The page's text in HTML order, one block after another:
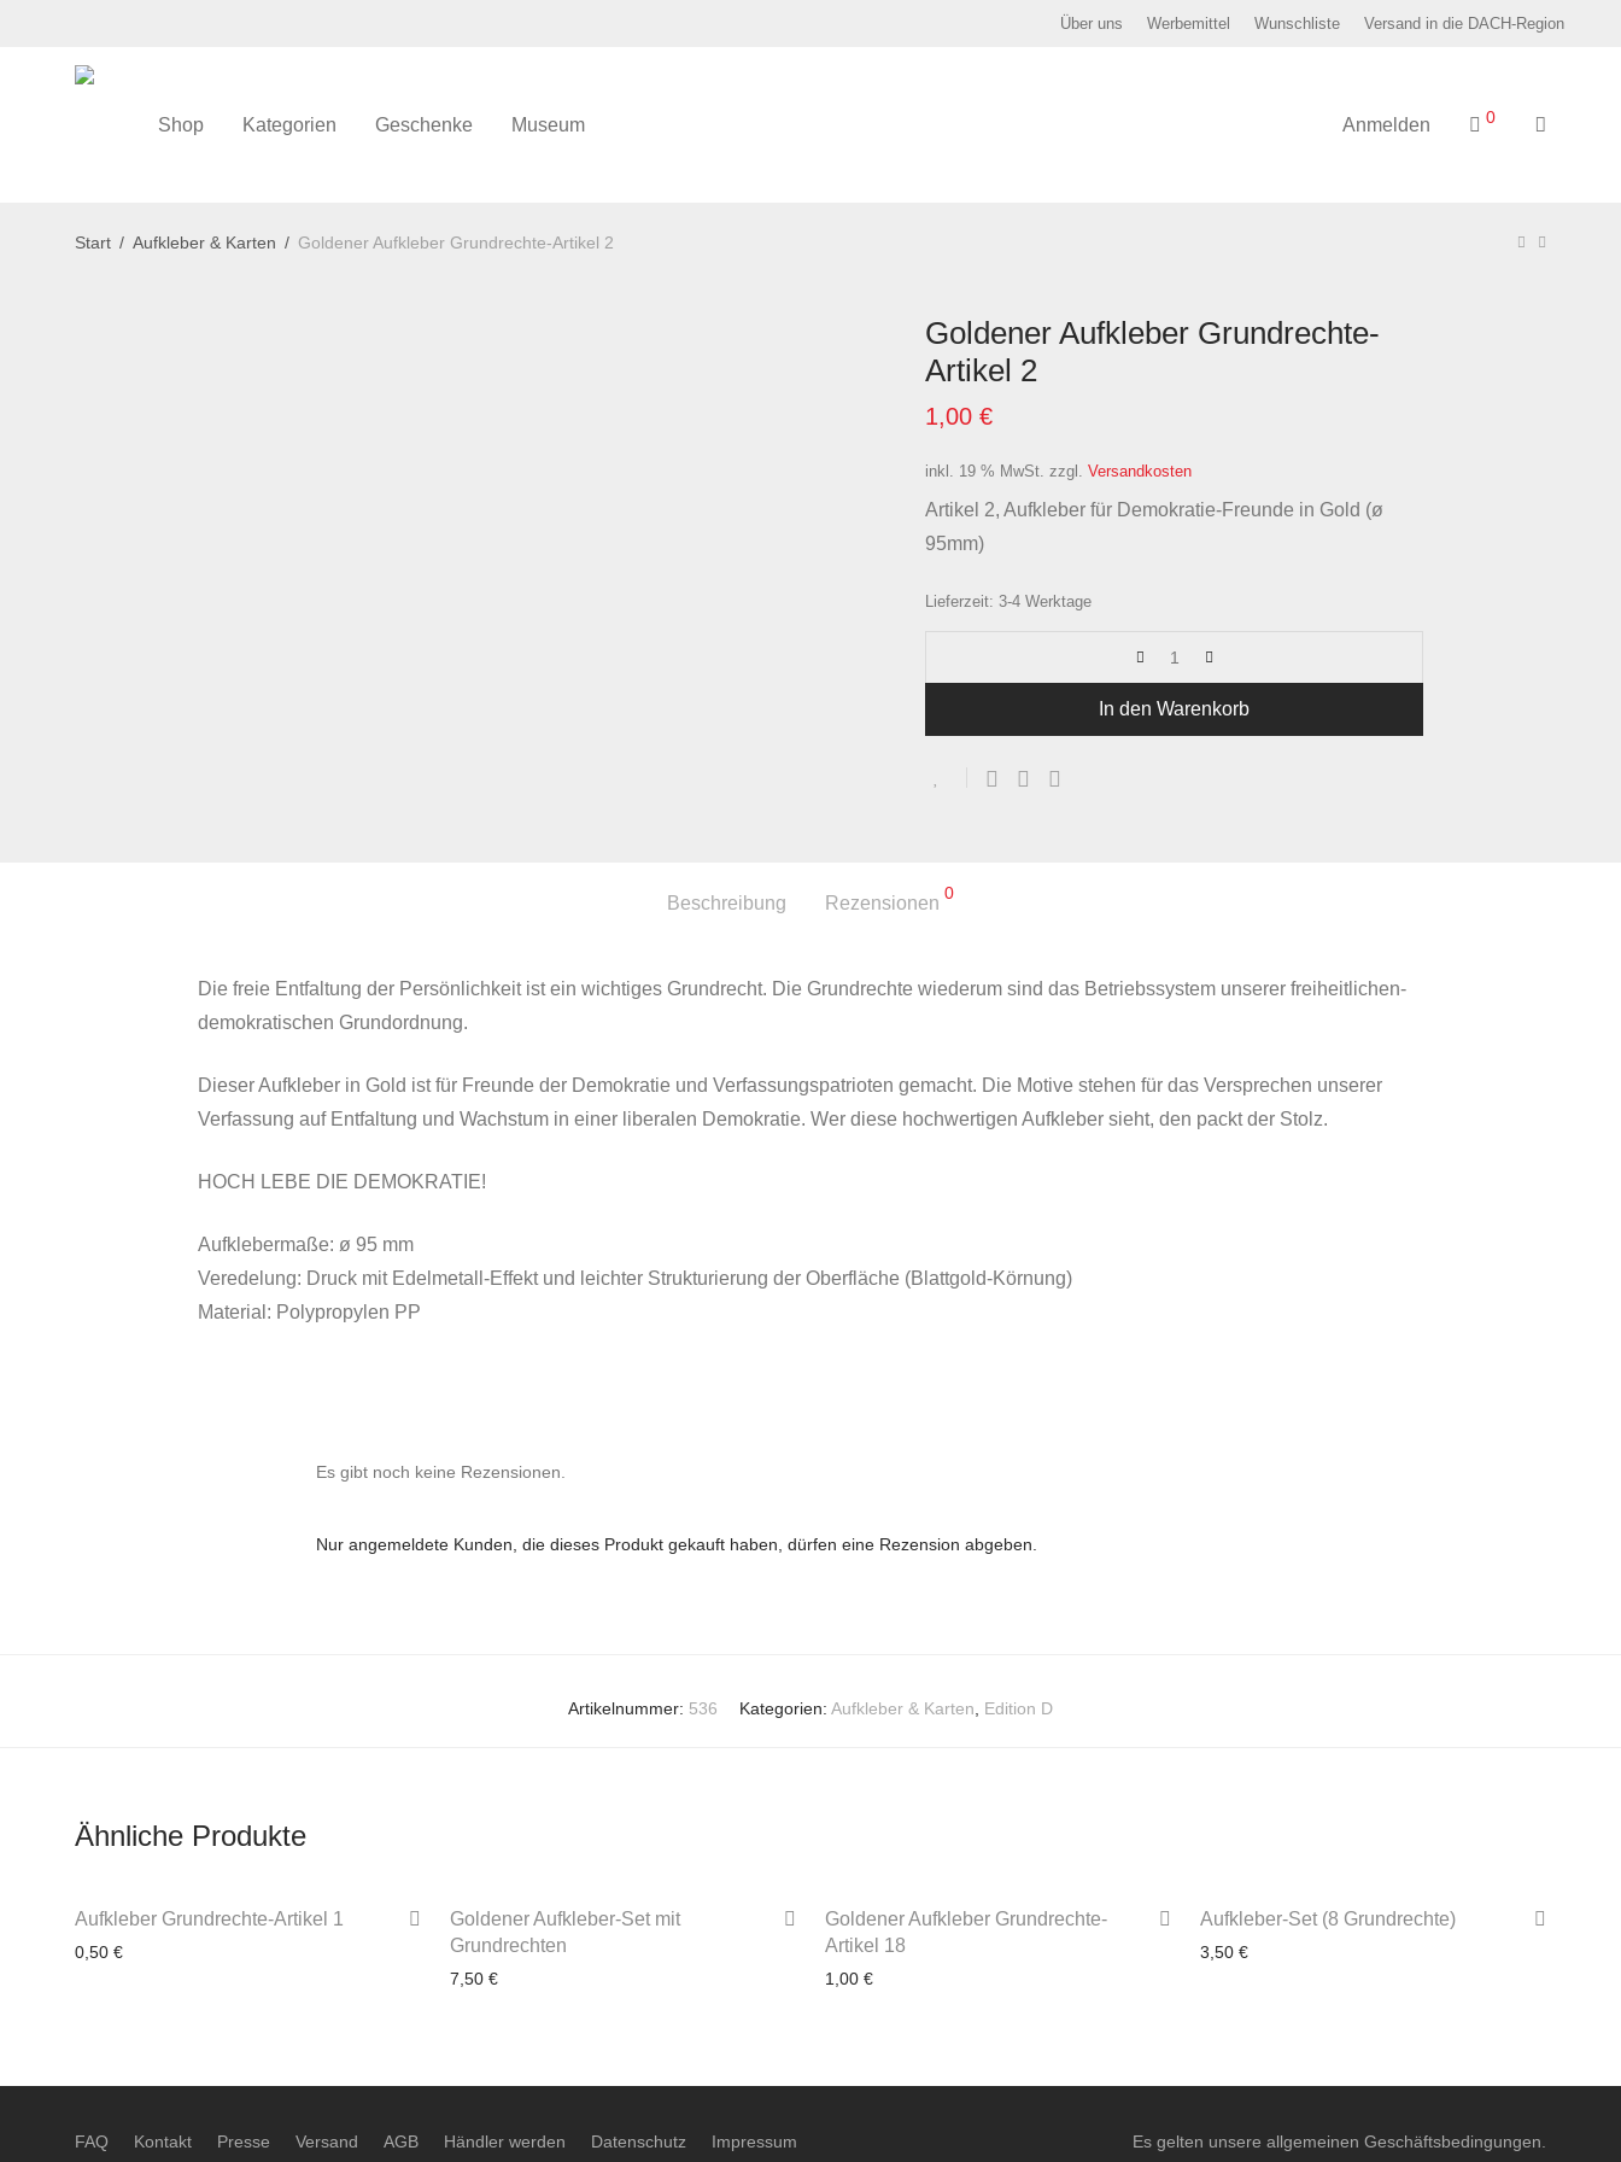
Über uns Werbemittel Wunschliste Versand in die DACH-Region
Shop Kategorien Geschenke Museum Anmelden 0
Start / Aufkleber & Karten / Goldener Aufkleber Grundrechte-Artikel 2
Goldener Aufkleber Grundrechte-
Artikel 2
1,00 €
inkl. 19 % MwSt. zzgl. Versandkosten
Artikel 2, Aufkleber für Demokratie-Freunde in Gold (ø
95mm)
Lieferzeit: 3-4 Werktage
In den Warenkorb
Beschreibung Rezensionen 0
Die freie Entfaltung der Persönlichkeit ist ein wichtiges Grundrecht. Die Grundrechte wiederum sind das Betriebssystem unserer freiheitlichen-
demokratischen Grundordnung.
Dieser Aufkleber in Gold ist für Freunde der Demokratie und Verfassungspatrioten gemacht. Die Motive stehen für das Versprechen unserer
Verfassung auf Entfaltung und Wachstum in einer liberalen Demokratie. Wer diese hochwertigen Aufkleber sieht, den packt der Stolz.
HOCH LEBE DIE DEMOKRATIE!
Aufklebermaße: ø 95 mm
Veredelung: Druck mit Edelmetall-Effekt und leichter Strukturierung der Oberfläche (Blattgold-Körnung)
Material: Polypropylen PP
Es gibt noch keine Rezensionen.
Nur angemeldete Kunden, die dieses Produkt gekauft haben, dürfen eine Rezension abgeben.
Artikelnummer: 536 Kategorien: Aufkleber & Karten Edition D
Ähnliche Produkte
Aufkleber Grundrechte-Artikel 1
0,50 €
Goldener Aufkleber-Set mit
Grundrechten
7,50 €
Goldener Aufkleber Grundrechte-
Artikel 18
1,00 €
Aufkleber-Set (8 Grundrechte)
3,50 €
FAQ Kontakt Presse Versand AGB Händler werden Datenschutz Impressum Es gelten unsere allgemeinen Geschäftsbedingungen.